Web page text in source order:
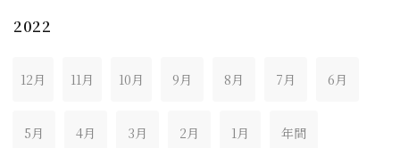
2022
12月 11月 10月 9月 8月 7月 6月
5月 4月 3月 2月 1月 年間